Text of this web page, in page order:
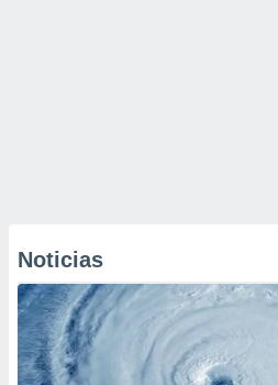
Noticias